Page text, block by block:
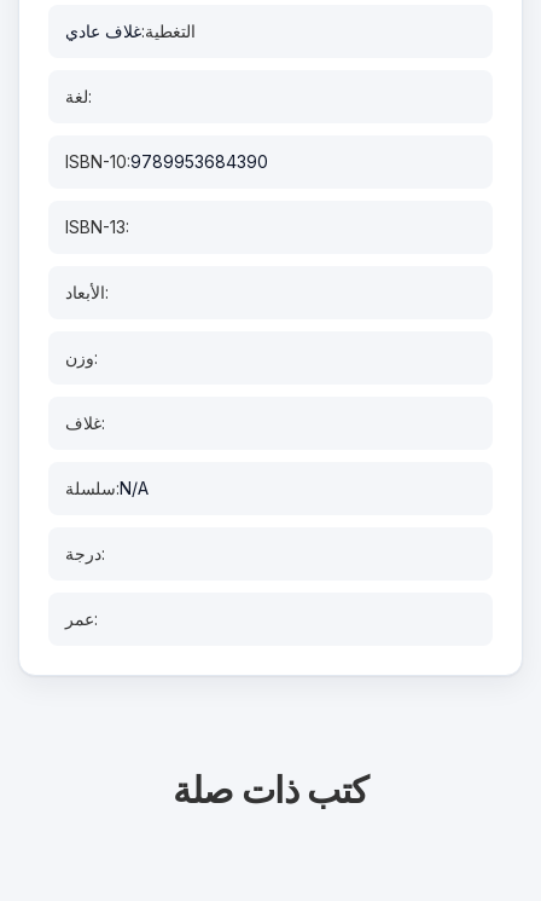
التغطية:غلاف عادي
لغة:
ISBN-10:9789953684390
ISBN-13:
الأبعاد:
وزن:
غلاف:
سلسلة:N/A
درجة:
عمر:
كتب ذات صلة